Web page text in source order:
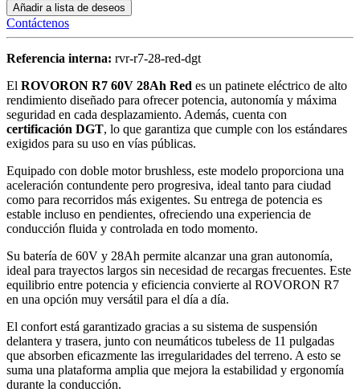
Añadir a lista de deseos
Contáctenos
Referencia interna: rvr-r7-28-red-dgt
El ROVORON R7 60V 28Ah Red es un patinete eléctrico de alto
rendimiento diseñado para ofrecer potencia, autonomía y máxima
seguridad en cada desplazamiento. Además, cuenta con
certificación DGT, lo que garantiza que cumple con los estándares
exigidos para su uso en vías públicas.
Equipado con doble motor brushless, este modelo proporciona una
aceleración contundente pero progresiva, ideal tanto para ciudad
como para recorridos más exigentes. Su entrega de potencia es
estable incluso en pendientes, ofreciendo una experiencia de
conducción fluida y controlada en todo momento.
Su batería de 60V y 28Ah permite alcanzar una gran autonomía,
ideal para trayectos largos sin necesidad de recargas frecuentes. Este
equilibrio entre potencia y eficiencia convierte al ROVORON R7
en una opción muy versátil para el día a día.
El confort está garantizado gracias a su sistema de suspensión
delantera y trasera, junto con neumáticos tubeless de 11 pulgadas
que absorben eficazmente las irregularidades del terreno. A esto se
suma una plataforma amplia que mejora la estabilidad y ergonomía
durante la conducción.